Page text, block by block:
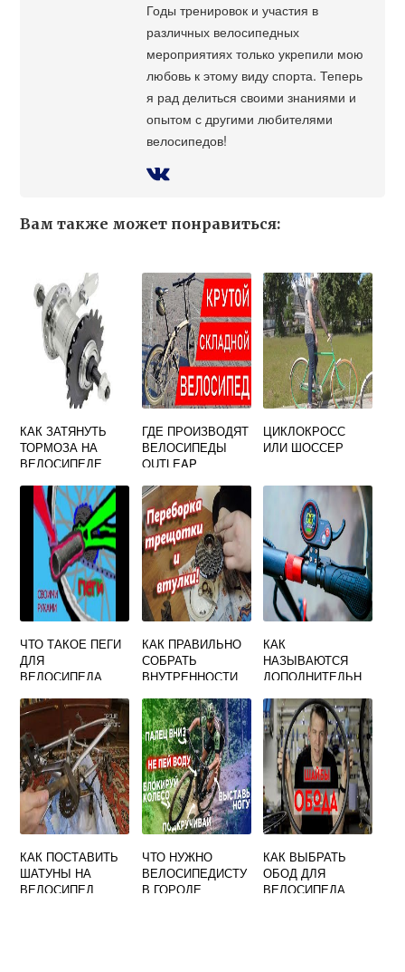
Годы тренировок и участия в
различных велосипедных
мероприятиях только укрепили мою
любовь к этому виду спорта. Теперь
я рад делиться своими знаниями и
опытом с другими любителями
велосипедов!
Вам также может понравиться:
КАК ЗАТЯНУТЬ
ТОРМОЗА НА
ВЕЛОСИПЕДЕ
ГДЕ ПРОИЗВОДЯТ
ВЕЛОСИПЕДЫ
OUTLEAP
ЦИКЛОКРОСС
ИЛИ ШОССЕР
ЧТО ТАКОЕ ПЕГИ
ДЛЯ
ВЕЛОСИПЕДА
КАК ПРАВИЛЬНО
СОБРАТЬ
ВНУТРЕННОСТИ
НА ВЕЛОСИПЕДЕ
КАК
НАЗЫВАЮТСЯ
ДОПОЛНИТЕЛЬН
ДЕТСКОГО
ВЕЛОСИПЕДА
КАК ПОСТАВИТЬ
ШАТУНЫ НА
ВЕЛОСИПЕД
ЧТО НУЖНО
ВЕЛОСИПЕДИСТУ
В ГОРОДЕ
КАК ВЫБРАТЬ
ОБОД ДЛЯ
ВЕЛОСИПЕДА